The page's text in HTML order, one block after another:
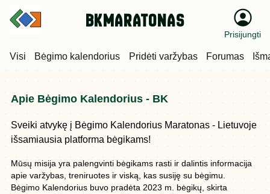
bkmaratonas
Prisijungti
Visi Bėgimo kalendorius Pridėti varžybas Forumas
Apie Bėgimo Kalendorius - BK
Sveiki atvykę į Bėgimo Kalendorius Maratonas - Lietuvoje
išsamiausia platforma bėgikams!
Mūsų misija yra palengvinti bėgikams rasti ir dalintis informacija
apie varžybas, treniruotes ir viską, kas susiję su bėgimu.
Bėgimo Kalendorius buvo pradėta 2023 m. bėgikų, skirta